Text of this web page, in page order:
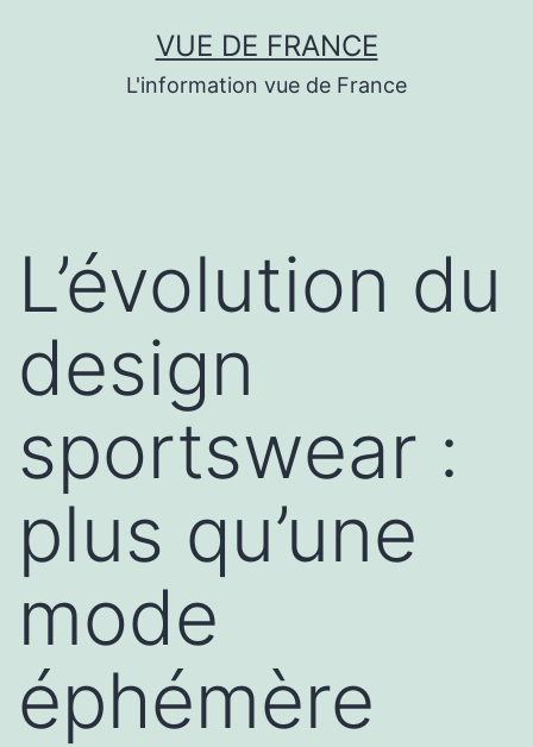
VUE DE FRANCE
L'information vue de France
L’évolution du
design
sportswear :
plus qu’une
mode
éphémère